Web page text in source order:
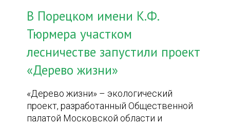
В Порецком имени К.Ф.
Тюрмера участком
лесничестве запустили проект
«Дерево жизни»
«Дерево жизни» – экологический
проект, разработанный Общественной
палатой Московской области и